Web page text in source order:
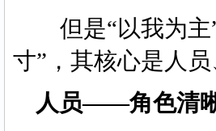
但是“以我为主”
寸”，其核心是人
人员——角色清